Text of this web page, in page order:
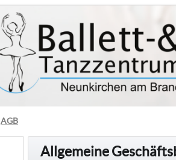
AGB
Allgemeine